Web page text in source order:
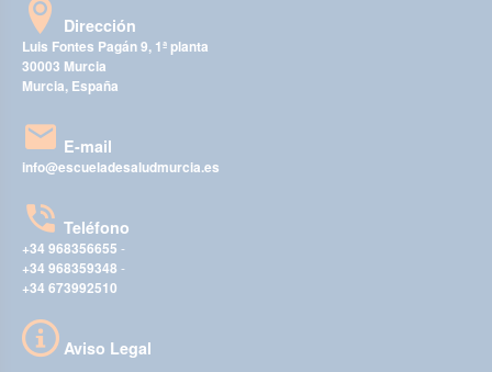
Dirección
Luis Fontes Pagán 9, 1ª planta
30003 Murcia
Murcia, España
E-mail
info@escueladesaludmurcia.es
Teléfono
+34 968356655 -
+34 968359348 -
+34 673992510
Aviso Legal